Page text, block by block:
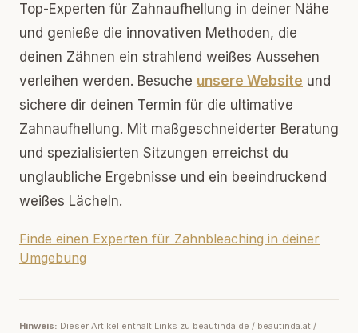
Top-Experten für Zahnaufhellung in deiner Nähe
und genieße die innovativen Methoden, die
deinen Zähnen ein strahlend weißes Aussehen
verleihen werden. Besuche unsere Website und
sichere dir deinen Termin für die ultimative
Zahnaufhellung. Mit maßgeschneiderter Beratung
und spezialisierten Sitzungen erreichst du
unglaubliche Ergebnisse und ein beeindruckend
weißes Lächeln.
Finde einen Experten für Zahnbleaching in deiner
Umgebung
Hinweis: Dieser Artikel enthält Links zu beautinda.de / beautinda.at /